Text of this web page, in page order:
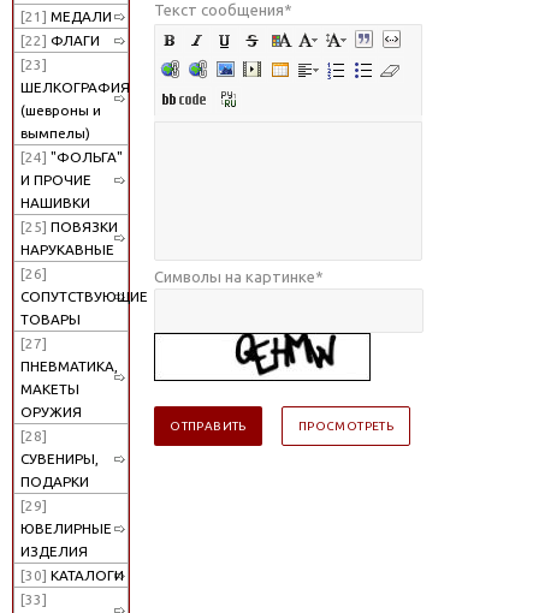
[21] МЕДАЛИ
[22] ФЛАГИ
[23]
ШЕЛКОГРАФИЯ
(шевроны и
вымпелы)
[24] "ФОЛЬГА"
И ПРОЧИЕ
НАШИВКИ
[25] ПОВЯЗКИ
НАРУКАВНЫЕ
[26]
СОПУТСТВУЮЩИЕ
ТОВАРЫ
[27]
ПНЕВМАТИКА,
МАКЕТЫ
ОРУЖИЯ
[28]
СУВЕНИРЫ,
ПОДАРКИ
[29]
ЮВЕЛИРНЫЕ
ИЗДЕЛИЯ
[30] КАТАЛОГИ
[33]
Текст сообщения*
Символы на картинке*